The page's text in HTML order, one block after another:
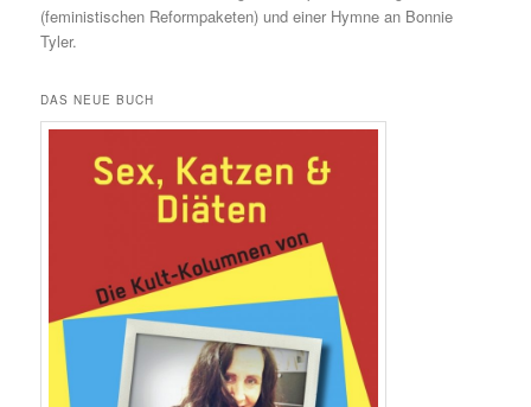
(feministischen Reformpaketen) und einer Hymne an Bonnie
Tyler.
DAS NEUE BUCH